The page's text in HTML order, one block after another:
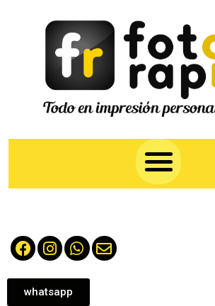
whatsapp